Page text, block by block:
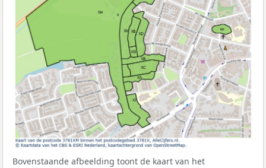
Bovenstaande afbeelding toont de kaart van het